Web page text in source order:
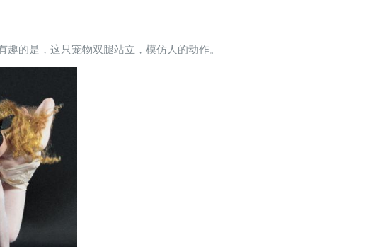
的是，这只宠物双腿站立，模仿人的动作。